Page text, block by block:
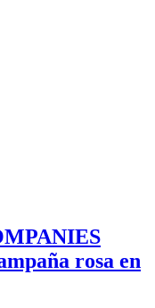
rosa en